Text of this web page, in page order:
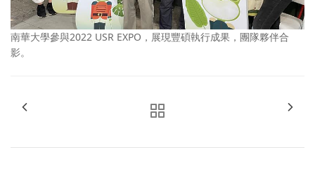
南華大學參與2022 USR EXPO，展現豐碩執行成果，團隊夥伴合
影。